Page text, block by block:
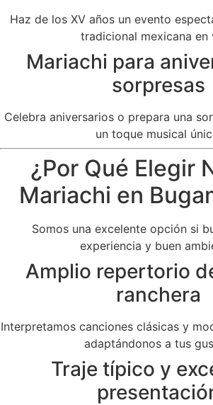
Haz de los XV años un evento
tradicional mexicana en
Mariachi para
sorpresas
Celebra aniversarios o prepara una
un toque musical
¿Por Qué Elegir
Mariachi en
Somos una excelente opción si
experiencia y buen
Amplio repertorio
ranchera
Interpretamos canciones clásicas y
adaptándonos a tus
Traje típico y